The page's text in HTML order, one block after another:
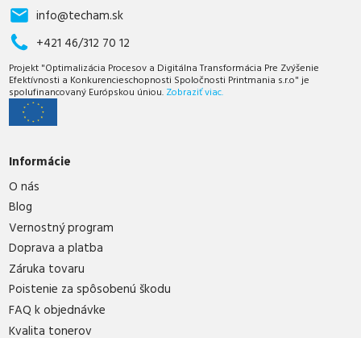
info@techam.sk
+421 46/312 70 12
Projekt "Optimalizácia Procesov a Digitálna Transformácia Pre Zvýšenie
Efektívnosti a Konkurencieschopnosti Spoločnosti Printmania s.r.o" je
spolufinancovaný Európskou úniou. Zobraziť viac.
Informácie
O nás
Blog
Vernostný program
Doprava a platba
Záruka tovaru
Poistenie za spôsobenú škodu
FAQ k objednávke
Kvalita tonerov